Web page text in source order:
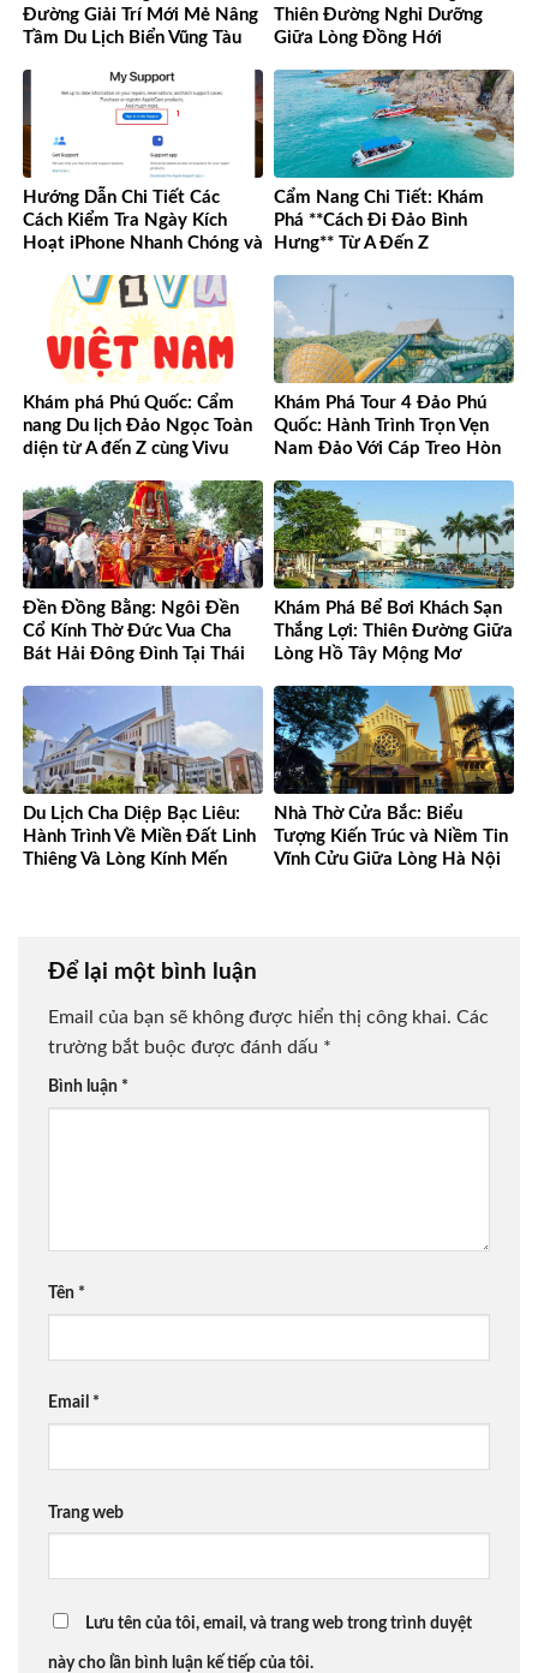
Đường Giải Trí Mới Mẻ Nâng
Tầm Du Lịch Biển Vũng Tàu
Thiên Đường Nghỉ Dưỡng
Giữa Lòng Đồng Hới
Hướng Dẫn Chi Tiết Các
Cách Kiểm Tra Ngày Kích
Hoạt iPhone Nhanh Chóng và
Cẩm Nang Chi Tiết: Khám
Phá **Cách Đi Đảo Bình
Hưng** Từ A Đến Z
Khám phá Phú Quốc: Cẩm
nang Du lịch Đảo Ngọc Toàn
diện từ A đến Z cùng Vivu
Khám Phá Tour 4 Đảo Phú
Quốc: Hành Trình Trọn Vẹn
Nam Đảo Với Cáp Treo Hòn
Đền Đồng Bằng: Ngôi Đền
Cổ Kính Thờ Đức Vua Cha
Bát Hải Đông Đình Tại Thái
Khám Phá Bể Bơi Khách Sạn
Thắng Lợi: Thiên Đường Giữa
Lòng Hồ Tây Mộng Mơ
Du Lịch Cha Diệp Bạc Liêu:
Hành Trình Về Miền Đất Linh
Thiêng Và Lòng Kính Mến
Nhà Thờ Cửa Bắc: Biểu
Tượng Kiến Trúc và Niềm Tin
Vĩnh Cửu Giữa Lòng Hà Nội
Để lại một bình luận
Email của bạn sẽ không được hiển thị công khai. Các
trường bắt buộc được đánh dấu *
Bình luận *
Tên *
Email *
Trang web
Lưu tên của tôi, email, và trang web trong trình duyệt
này cho lần bình luận kế tiếp của tôi.